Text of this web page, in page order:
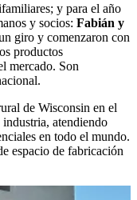
y para el año
y socios: Fabián y
giro y comenzaron con
productos
mercado. Son
de Wisconsin en el
atendiendo
en todo el mundo.
espacio de fabricación